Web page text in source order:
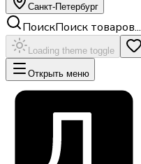
Санкт-Петербург
ПоискПоиск товаров...
Loading theme toggle
Открыть меню